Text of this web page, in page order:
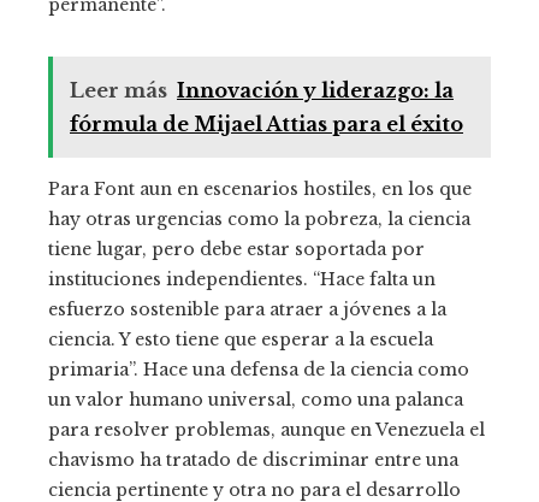
permanente”.
Leer más Innovación y liderazgo: la
fórmula de Mijael Attias para el éxito
Para Font aun en escenarios hostiles, en los que
hay otras urgencias como la pobreza, la ciencia
tiene lugar, pero debe estar soportada por
instituciones independientes. “Hace falta un
esfuerzo sostenible para atraer a jóvenes a la
ciencia. Y esto tiene que esperar a la escuela
primaria”. Hace una defensa de la ciencia como
un valor humano universal, como una palanca
para resolver problemas, aunque en Venezuela el
chavismo ha tratado de discriminar entre una
ciencia pertinente y otra no para el desarrollo